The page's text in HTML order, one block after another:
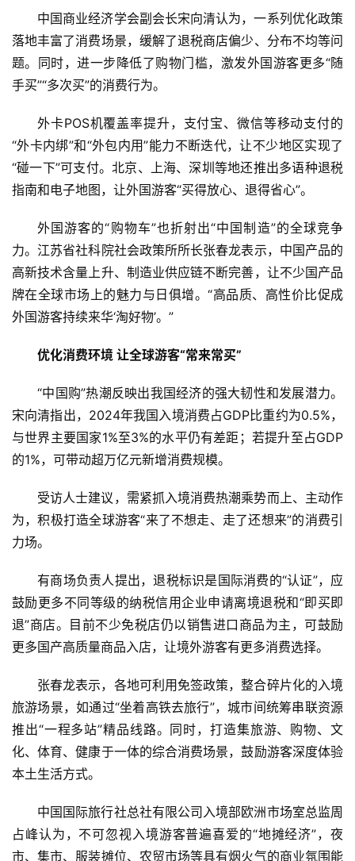
财
教
专
题
车
新
能
源
登录 注册
中国商业经济学会副会长宋向清认为，一系列优化政策
落地丰富了消费场景，缓解了退税商店偏少、分布不均等问
题。同时，进一步降低了购物门槛，激发外国游客更多“随
手买”“多次买”的消费行为。
外卡POS机覆盖率提升，支付宝、微信等移动支付的
“外卡内绑”和“外包内用”能力不断迭代，让不少地区实现了
“碰一下”可支付。北京、上海、深圳等地还推出多语种退税
指南和电子地图，让外国游客“买得放心、退得省心”。
外国游客的“购物车”也折射出“中国制造”的全球竞争
力。江苏省社科院社会政策所所长张春龙表示，中国产品的
高新技术含量上升、制造业供应链不断完善，让不少国产品
牌在全球市场上的魅力与日俱增。“高品质、高性价比促成
外国游客持续来华‘淘好物’。”
优化消费环境 让全球游客“常来常买”
“中国购”热潮反映出我国经济的强大韧性和发展潜力。
宋向清指出，2024年我国入境消费占GDP比重约为0.5%，
与世界主要国家1%至3%的水平仍有差距；若提升至占GDP
的1%，可带动超万亿元新增消费规模。
受访人士建议，需紧抓入境消费热潮乘势而上、主动作
为，积极打造全球游客“来了不想走、走了还想来”的消费引
力场。
有商场负责人提出，退税标识是国际消费的“认证”，应
鼓励更多不同等级的纳税信用企业申请离境退税和“即买即
退”商店。目前不少免税店仍以销售进口商品为主，可鼓励
更多国产高质量商品入店，让境外游客有更多消费选择。
张春龙表示，各地可利用免签政策，整合碎片化的入境
旅游场景，如通过“坐着高铁去旅行”，城市间统筹串联资源
推出“一程多站”精品线路。同时，打造集旅游、购物、文
化、体育、健康于一体的综合消费场景，鼓励游客深度体验
本土生活方式。
中国国际旅行社总社有限公司入境部欧洲市场室总监周
占峰认为，不可忽视入境游客普遍喜爱的“地摊经济”，夜
市、集市、服装摊位、农贸市场等具有烟火气的商业氛围能